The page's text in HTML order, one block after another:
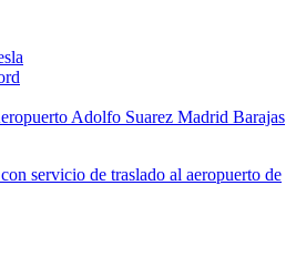
Adolfo Suarez Madrid Barajas